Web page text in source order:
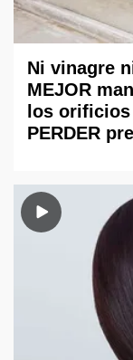
Ni vinagre
MEJOR
los
PERDER